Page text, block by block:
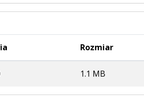
Rozmiar
1.1 MB